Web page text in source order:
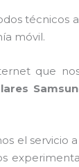
técnicos
móvil.
que
el servicio